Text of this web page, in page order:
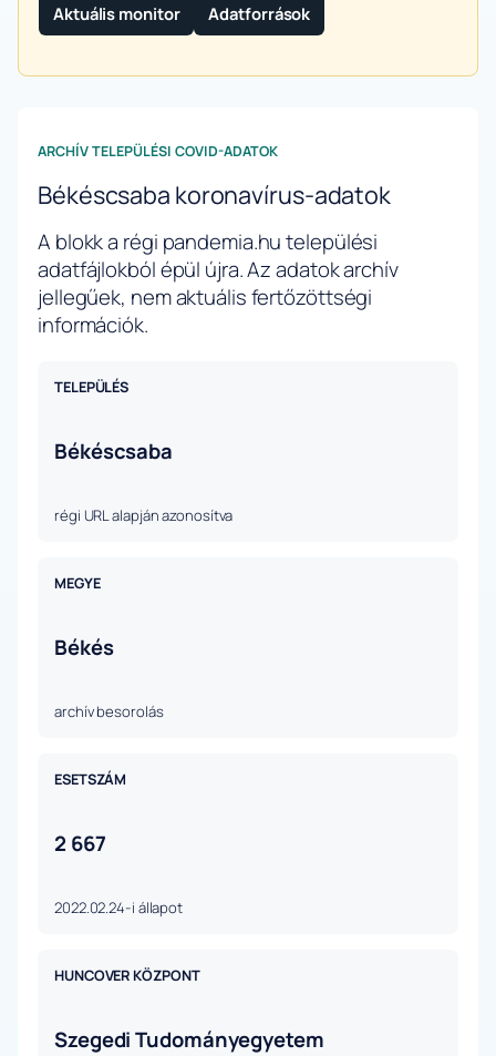
Aktuális monitor Adatforrások
ARCHÍV TELEPÜLÉSI COVID-ADATOK
Békéscsaba koronavírus-adatok
A blokk a régi pandemia.hu települési
adatfájlokból épül újra. Az adatok archív
jellegűek, nem aktuális fertőzöttségi
információk.
TELEPÜLÉS
Békéscsaba
régi URL alapján azonosítva
MEGYE
Békés
archív besorolás
ESETSZÁM
2 667
2022.02.24-i állapot
HUNCOVER KÖZPONT
Szegedi Tudományegyetem